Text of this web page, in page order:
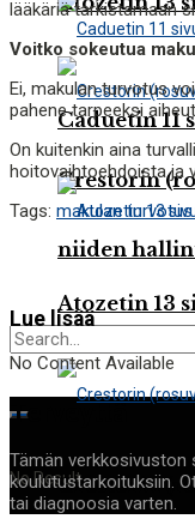
Crestorin
niiden
No Result
Caduetin 11
Atozetin 13
Crestorin
lääkäriä tarkistamaan
Voitko sokeutua
Ei, makulan turvotus
pahene tarpeeksi
On kuitenkin aina
hoitovaihtoehdoista ja
Tags: makulan turvotus
Lue lisää
No Content Available
Terveyttä
Tämän
koulutustarkoituksiin.
tai diagnoosia varten.